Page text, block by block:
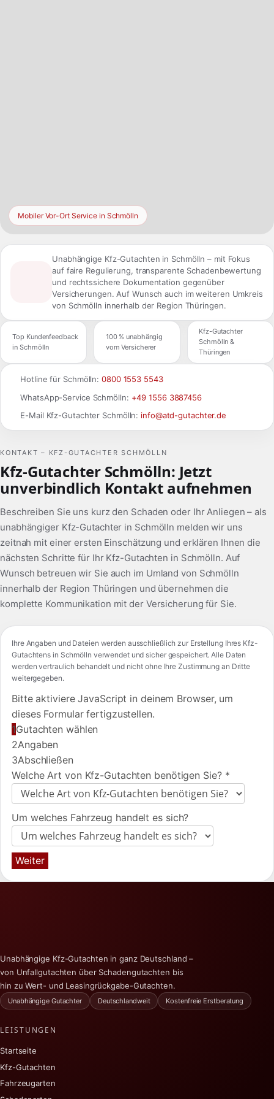
KONTAKT – KFZ-GUTACHTER SCHMÖLLN
Kfz-Gutachter Schmölln: Jetzt
unverbindlich Kontakt aufnehmen
Beschreiben Sie uns kurz den Schaden oder Ihr Anliegen – als
unabhängiger Kfz-Gutachter in Schmölln melden wir uns
zeitnah mit einer ersten Einschätzung und erklären Ihnen die
nächsten Schritte für Ihr Kfz-Gutachten in Schmölln. Auf
Wunsch betreuen wir Sie auch im Umland von Schmölln
innerhalb der Region Thüringen und übernehmen die
komplette Kommunikation mit der Versicherung für Sie.
Ihre Angaben und Dateien werden ausschließlich zur Erstellung Ihres Kfz-
Gutachtens in Schmölln verwendet und sicher gespeichert. Alle Daten
werden vertraulich behandelt und nicht ohne Ihre Zustimmung an Dritte
weitergegeben.
Bitte aktiviere JavaScript in deinem Browser, um
dieses Formular fertigzustellen.
1Gutachten wählen
2Angaben
3Abschließen
Welche Art von Kfz-Gutachten benötigen Sie? *
Um welches Fahrzeug handelt es sich?
Weiter
Mobiler Vor-Ort Service in Schmölln
Unabhängige Kfz-Gutachten in Schmölln – mit Fokus
auf faire Regulierung, transparente Schadenbewertung
und rechtssichere Dokumentation gegenüber
Versicherungen. Auf Wunsch auch im weiteren Umkreis
von Schmölln innerhalb der Region Thüringen.
Top Kundenfeedback
in Schmölln
100 % unabhängig
vom Versicherer
Kfz-Gutachter
Schmölln &
Thüringen
Hotline für Schmölln:0800 1553 5543
WhatsApp-Service Schmölln: +49 1556 3887456
E-Mail Kfz-Gutachter Schmölln: info@atd-gutachter.de
Unabhängige Kfz-Gutachten in ganz Deutschland –
von Unfallgutachten über Schadengutachten bis
hin zu Wert- und Leasingrückgabe-Gutachten.
Unabhängige Gutachter Deutschlandweit Kostenfreie Erstberatung
LEISTUNGEN
Startseite
Kfz-Gutachten
Fahrzeugarten